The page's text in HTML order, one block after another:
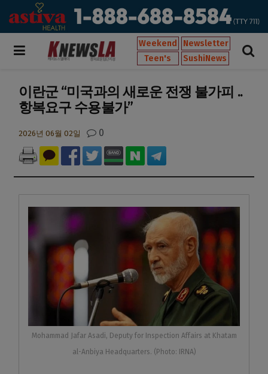
Weekend
Newsletter
Teen's
SushiNews
이란군 “미국과의 새로운 전쟁 불가피 ..
항복요구 수용불가”
2026년 06월 02일 0
Mohammad Jafar Asadi, Deputy for Inspection Affairs at Khatam
al-Anbiya Headquarters. (Photo: IRNA)